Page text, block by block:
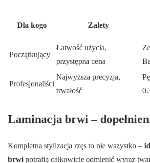
Dla kogo Zalety
Początkujący
Łatwość użycia,
przystępna cena
Profesjonaliści
Najwyższa precyzja,
trwałość
Laminacja brwi –
Kompletna stylizacja rzęs to nie wszystko –
brwi potrafią całkowicie odmienić wyraz